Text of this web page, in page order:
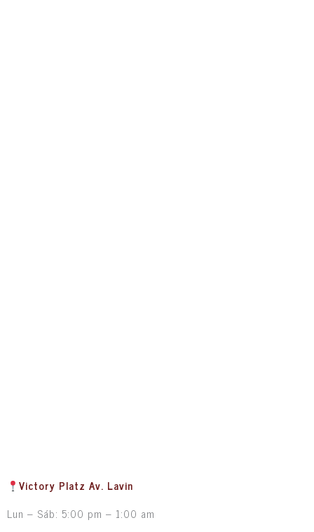
Victory Platz Av. Lavin
Lun – Sáb: 5:00 pm – 1:00 am